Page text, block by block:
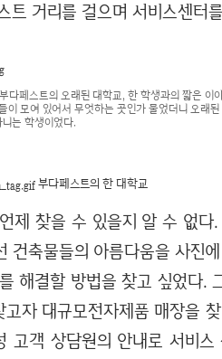
트 거리를 걸으며 서비스센터
부다페스트의 오래된 대학교, 한 학생과의 짧은 이
이 모여 있어서 무엇하는 곳인가 물었더니 오래
는 학생이었다.
부다페스트의 한 대학교
제 찾을 수 있을지 알 수 없다
건축물들의 아름다움을 사진
해결할 방법을 찾고 싶었다.
고자 대규모전자제품 매장을
고객 상담원의 안내로 서비